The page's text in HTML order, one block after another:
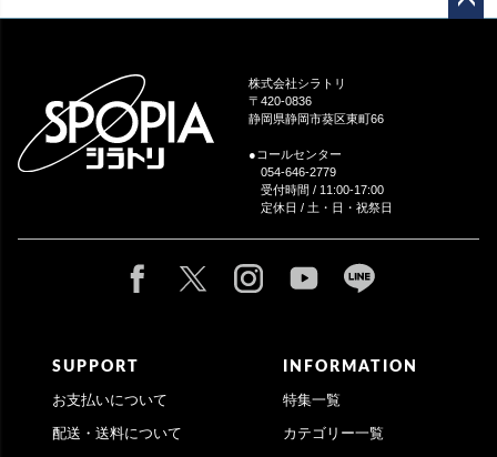
株式会社シラトリ
〒420-0836
静岡県静岡市葵区東町66
●コールセンター
054-646-2779
受付時間 / 11:00-17:00
定休日 / 土・日・祝祭日
SUPPORT
お支払いについて
配送・送料について
INFORMATION
特集一覧
カテゴリー一覧